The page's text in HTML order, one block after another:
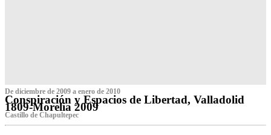
De diciembre de 2009 a enero de 2010
Conspiración y Espacios de Libertad, Valladolid
1809-Morelia 2009
Castillo de Chapultepec